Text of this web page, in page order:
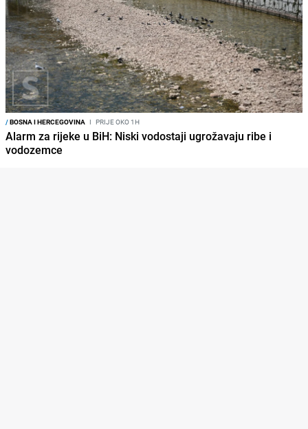
/BOSNA I HERCEGOVINA I PRIJE OKO 1H
Alarm za rijeke u BiH: Niski vodostaji ugrožavaju ribe i
vodozemce